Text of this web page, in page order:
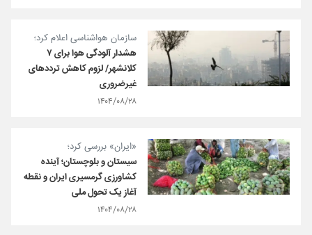
سازمان هواشناسی اعلام کرد؛
هشدار آلودگی هوا برای ۷
کلانشهر/ لزوم کاهش ترددهای
غیرضروری
۱۴۰۴/۰۸/۲۸
«ایران» بررسی کرد؛
سیستان و بلوچستان؛ آینده
کشاورزی گرمسیری ایران و نقطه
آغاز یک تحول ملی
۱۴۰۴/۰۸/۲۸